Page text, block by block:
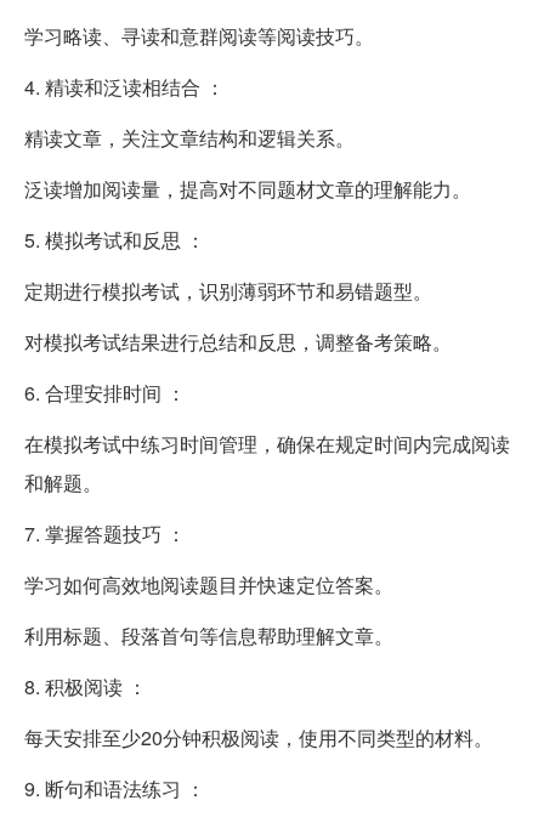
学习略读、寻读和意群阅读等阅读技巧。
4. 精读和泛读相结合 ：
精读文章，关注文章结构和逻辑关系。
泛读增加阅读量，提高对不同题材文章的理解能力。
5. 模拟考试和反思 ：
定期进行模拟考试，识别薄弱环节和易错题型。
对模拟考试结果进行总结和反思，调整备考策略。
6. 合理安排时间 ：
在模拟考试中练习时间管理，确保在规定时间内完成阅读
和解题。
7. 掌握答题技巧 ：
学习如何高效地阅读题目并快速定位答案。
利用标题、段落首句等信息帮助理解文章。
8. 积极阅读 ：
每天安排至少20分钟积极阅读，使用不同类型的材料。
9. 断句和语法练习 ：